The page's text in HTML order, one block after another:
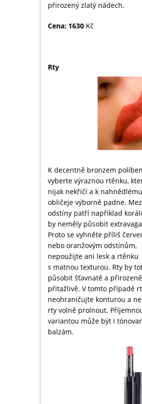
přirozený zlatý nádech.
Cena: 1630 Kč
Rty
K decentně bronzem
vyberte výraznou rtěnku,
nijak nekřičí a k
obličeje výborně padne.
odstíny patří například
by neměly působit
Proto se vyhněte příliš
nebo oranžovým odstínům,
nepoužijte ani lesk a rtěnku
s matnou texturou. Rty by
působit šťavnatě a přirozeně
přitažlivě. V tomto případě
neohraničujte konturou a
rty volně prolnout.
variantou může být i
balzám.